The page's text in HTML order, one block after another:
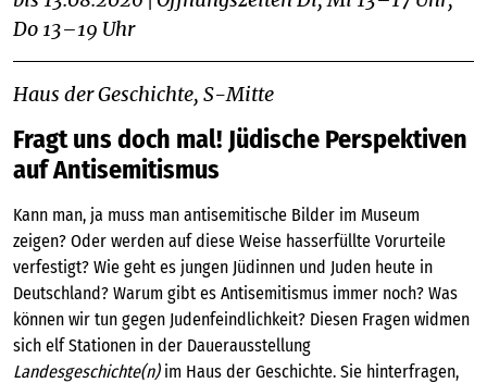
Do 13–19 Uhr
Haus der Geschichte, S-Mitte
Fragt uns doch mal! Jüdische Perspektiven
auf Antisemitismus
Kann man, ja muss man antisemitische Bilder im Museum
zeigen? Oder werden auf diese Weise hasserfüllte Vorurteile
verfestigt? Wie geht es jungen Jüdinnen und Juden heute in
Deutschland? Warum gibt es Antisemitismus immer noch? Was
können wir tun gegen Judenfeindlichkeit? Diesen Fragen widmen
sich elf Stationen in der Dauerausstellung
Landesgeschichte(n)im Haus der Geschichte. Sie hinterfragen,